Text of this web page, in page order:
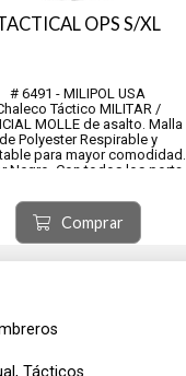
Tácticos
OPS S/XL
# 6491 - MILIPOL USA
Táctico MILITAR /
MOLLE de asalto. Malla
de Polyester Respirable y
para mayor comodidad.
Negro. Con todos los porta
intervención exitosa.
tamaño cubre del S al XL.
Comprar